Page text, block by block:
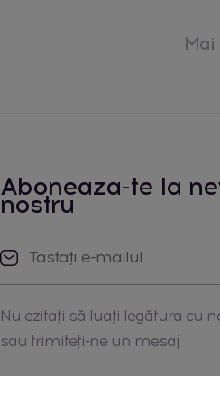
Aboneaza-te la
nostru
Nu ezitați să luați legătura cu
sau trimiteți-ne un mesaj